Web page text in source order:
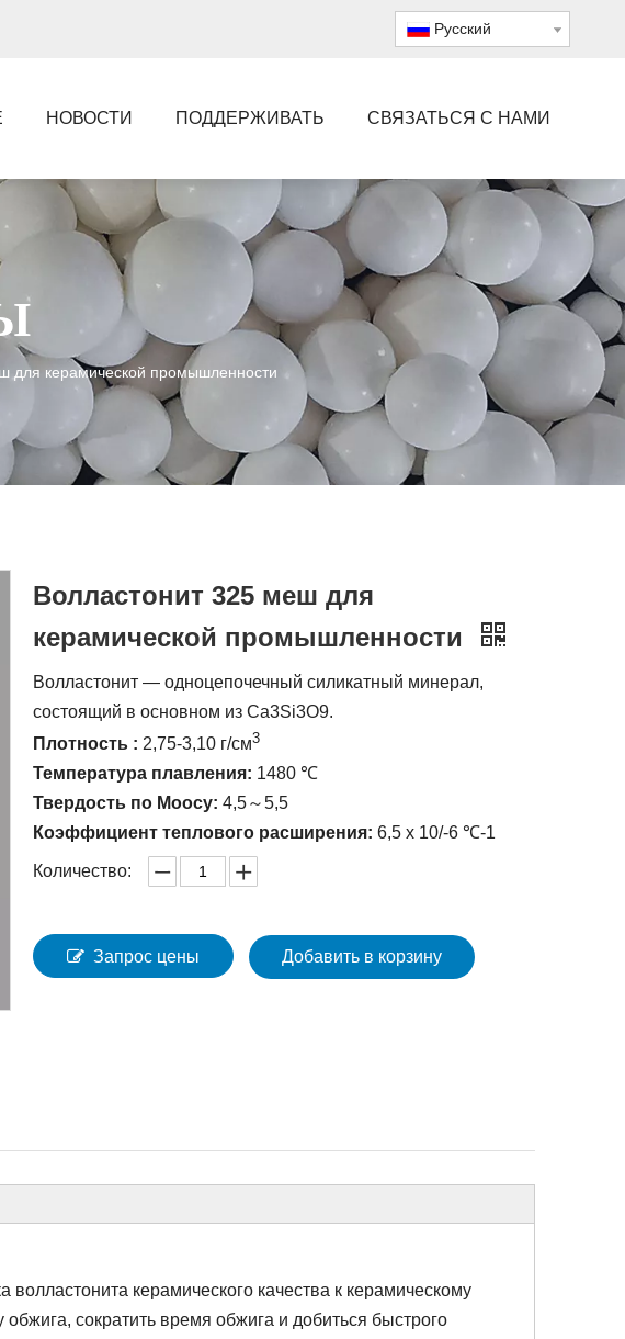
Pусский
НОВОСТИ ПОДДЕРЖИВАТЬ СВЯЗАТЬСЯ С НАМИ
для керамической промышленности
Волластонит 325 меш для
керамической промышленности
Волластонит — одноцепочечный силикатный минерал,
состоящий в основном из Ca3Si3O9.
Плотность : 2,75-3,10 г/см3
Температура плавления: 1480 ℃
Твердость по Моосу: 4,5～5,5
Коэффициент теплового расширения: 6,5 х 10/-6 ℃-1
Количество:
Запрос цены Добавить в корзину
керамического качества к керамическому
сократить время обжига и добиться быстрого